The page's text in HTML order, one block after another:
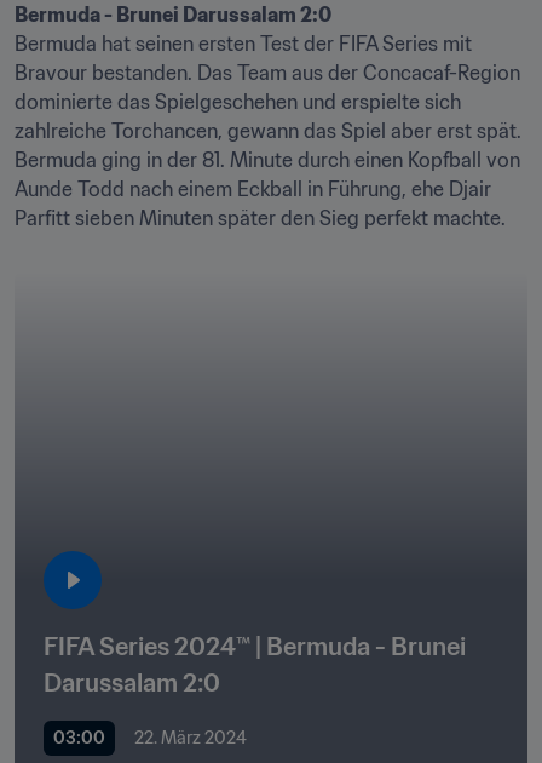
Bermuda hat seinen ersten Test der FIFA Series mit
Bravour bestanden. Das Team aus der Concacaf-Region
dominierte das Spielgeschehen und erspielte sich
zahlreiche Torchancen, gewann das Spiel aber erst spät.
Bermuda ging in der 81. Minute durch einen Kopfball von
Aunde Todd nach einem Eckball in Führung, ehe Djair
Parfitt sieben Minuten später den Sieg perfekt machte.
FIFA Series 2024™ | Bermuda - Brunei
03:00 22. März 2024